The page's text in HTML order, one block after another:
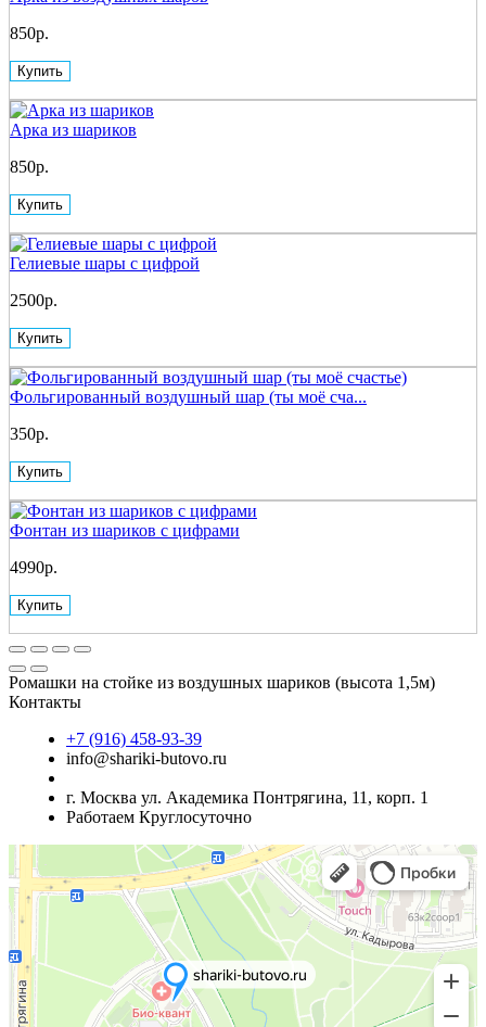
850р.
Купить
Арка из шариков
850р.
Купить
Гелиевые шары с цифрой
2500р.
Купить
Фольгированный воздушный шар (ты моё сча...
350р.
Купить
Фонтан из шариков с цифрами
4990р.
Купить
Ромашки на стойке из воздушных шариков (высота 1,5м)
Контакты
+7 (916) 458-93-39
info@shariki-butovo.ru
г. Москва ул. Академика Понтрягина, 11, корп. 1
Работаем Круглосуточно